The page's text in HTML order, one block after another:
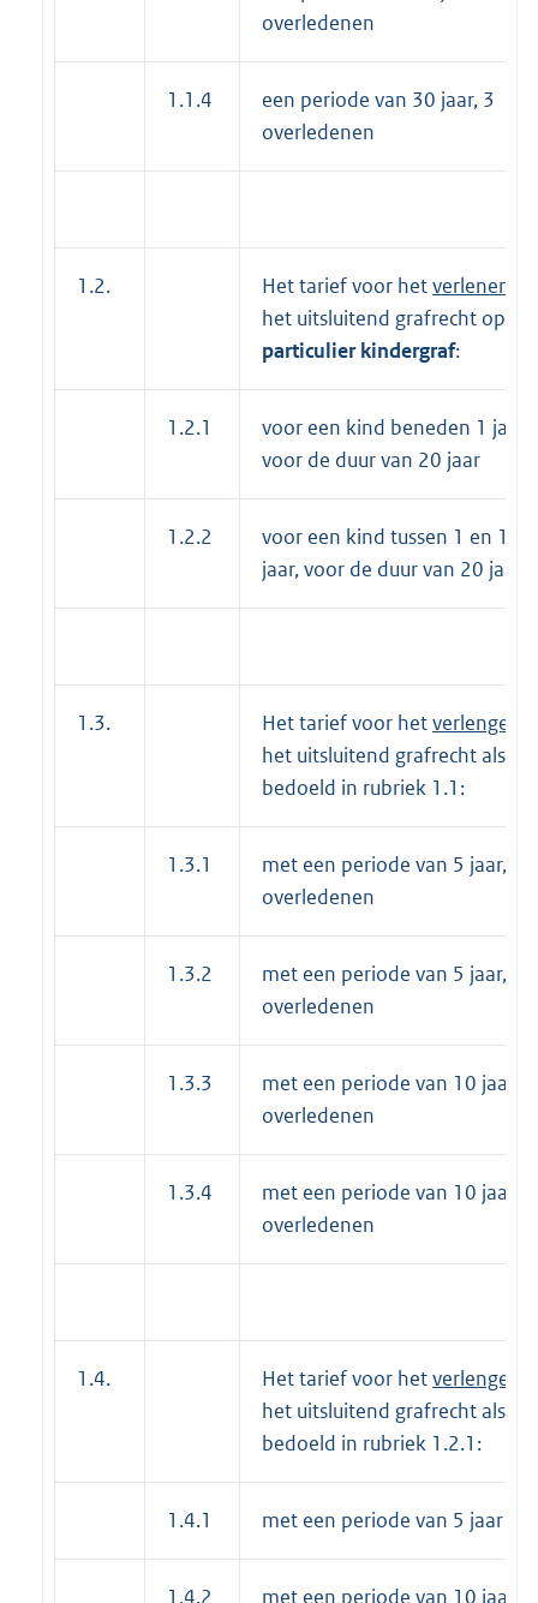
overledenen
1.1.4
een periode van 30 jaar, 3
overledenen
1.2. Het tarief voor hetverlenen
het uitsluitend grafrecht op
particulier kindergraf:
1.2.1
voor een kind beneden 1 jaar,
voor de duur van 20 jaar
1.2.2
voor een kind tussen 1 en 12
jaar, voor de duur van 20 jaar
1.3. Het tarief voor hetverlengen
het uitsluitend grafrecht als
bedoeld in rubriek 1.1:
1.3.1
met een periode van 5 jaar, 2
overledenen
1.3.2
met een periode van 5 jaar, 3
overledenen
1.3.3
met een periode van 10 jaar, 2
overledenen
1.3.4
met een periode van 10 jaar, 3
overledenen
1.4. Het tarief voor hetverlengen
het uitsluitend grafrecht als
bedoeld in rubriek 1.2.1:
1.4.1 met een periode van 5 jaar
1.4.2 met een periode van 10 jaar